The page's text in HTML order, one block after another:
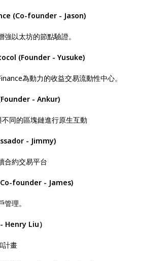
(Co-founder - Jason)
以太坊的節點驗證。
(Founder - Yusuke)
為動力的收益交易流動性中心。
- Ankur)
同的區塊鏈進行原生互動
- Jimmy)
合約交易平台
founder - James)
理。
Henry Liu）
計畫